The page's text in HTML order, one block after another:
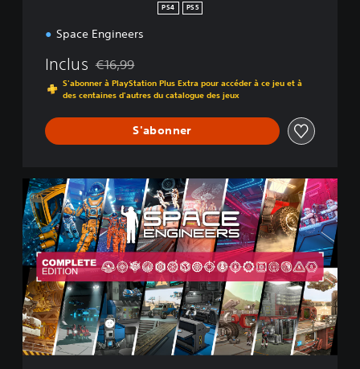
PS4 PS5
Space Engineers
Inclus Remise par rapport au prix d'origine de €16,99
€16,99
S'abonner à PlayStation Plus Extra pour accéder à ce jeu et à
des centaines d'autres du catalogue des jeux
S'abonner
C
o
m
p
l
e
e
E
d
i
t